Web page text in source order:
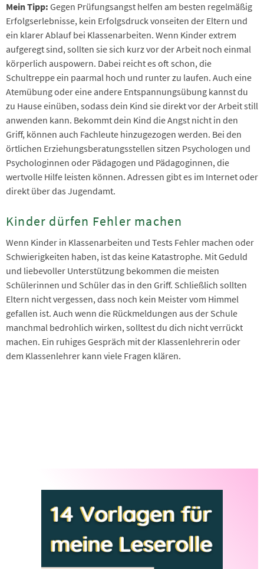
Mein Tipp: Gegen Prüfungsangst helfen am besten regelmäßig
Erfolgserlebnisse, kein Erfolgsdruck vonseiten der Eltern und
ein klarer Ablauf bei Klassenarbeiten. Wenn Kinder extrem
aufgeregt sind, sollten sie sich kurz vor der Arbeit noch einmal
körperlich auspowern. Dabei reicht es oft schon, die
Schultreppe ein paarmal hoch und runter zu laufen. Auch eine
Atemübung oder eine andere Entspannungsübung kannst du
zu Hause einüben, sodass dein Kind sie direkt vor der Arbeit still
anwenden kann. Bekommt dein Kind die Angst nicht in den
Griff, können auch Fachleute hinzugezogen werden. Bei den
örtlichen Erziehungsberatungsstellen sitzen Psychologen und
Psychologinnen oder Pädagogen und Pädagoginnen, die
wertvolle Hilfe leisten können. Adressen gibt es im Internet oder
direkt über das Jugendamt.
Kinder dürfen Fehler machen
Wenn Kinder in Klassenarbeiten und Tests Fehler machen oder
Schwierigkeiten haben, ist das keine Katastrophe. Mit Geduld
und liebevoller Unterstützung bekommen die meisten
Schülerinnen und Schüler das in den Griff. Schließlich sollten
Eltern nicht vergessen, dass noch kein Meister vom Himmel
gefallen ist. Auch wenn die Rückmeldungen aus der Schule
manchmal bedrohlich wirken, solltest du dich nicht verrückt
machen. Ein ruhiges Gespräch mit der Klassenlehrerin oder
dem Klassenlehrer kann viele Fragen klären.